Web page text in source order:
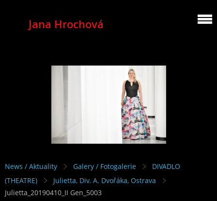
Jana Hrochová
MEZZOSOPRANO
News / Aktuality Galery / Fotogalerie
DIVADLO
(THEATRE)
Julietta, Div. A. Dvořáka, Ostrava
Julietta_20190410_II Gen_5003